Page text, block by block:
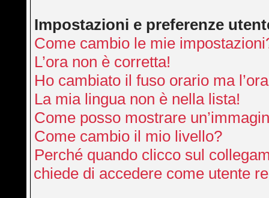
Impostazioni e preferenze
Come cambio le mie
L’ora non è corretta!
Ho cambiato il fuso orario ma
La mia lingua non è nella lista!
Come posso mostrare
Come cambio il mio livello?
Perché quando clicco sul
chiede di accedere come utente